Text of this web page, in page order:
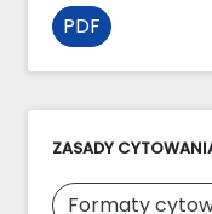
PDF
ZASADY
Formaty